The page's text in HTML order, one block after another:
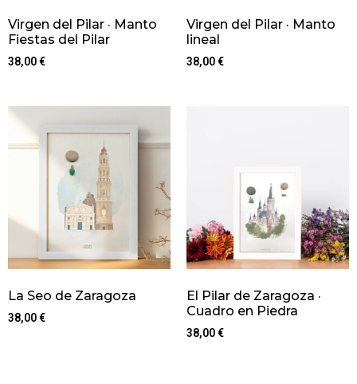
Virgen del Pilar · Manto
Fiestas del Pilar
38,00€
Virgen del Pilar · Manto
lineal
38,00€
La Seo de Zaragoza
38,00€
El Pilar de Zaragoza ·
Cuadro en Piedra
38,00€